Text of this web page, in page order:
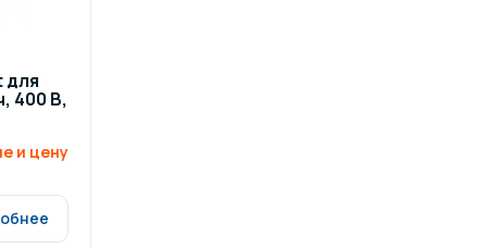
для
400 В,
и цену